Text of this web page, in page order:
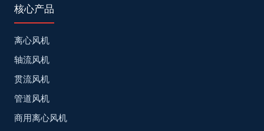
核心产品
离心风机
轴流风机
贯流风机
管道风机
商用离心风机